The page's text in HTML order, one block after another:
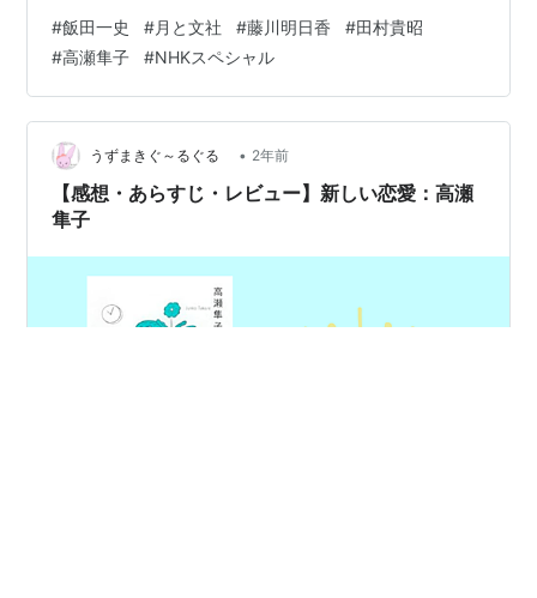
こと。なるほどな。わたしは読書家というほどではない
が、「ふつう」からすれば本を読みすぎ（？）だとわか
る。 高校、大学生は「大人」とほぼ同じような傾向、小
中学生は学校の「始業前の5分間読書」のせいで、もっと
たくさん本を読んでいるとのこと。「若者の読書離れ」
というウソ: 中高生はどのくらい、どん…
#飯田一史 #月と文社 #藤川明日香 #田村貴昭
#高瀬隼子 #NHKスペシャル
うずまきぐ～るぐる • 2年前
【感想・あらすじ・レビュー】新しい恋愛：高瀬
隼子